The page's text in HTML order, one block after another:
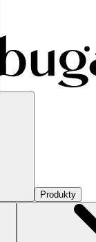
Produkty